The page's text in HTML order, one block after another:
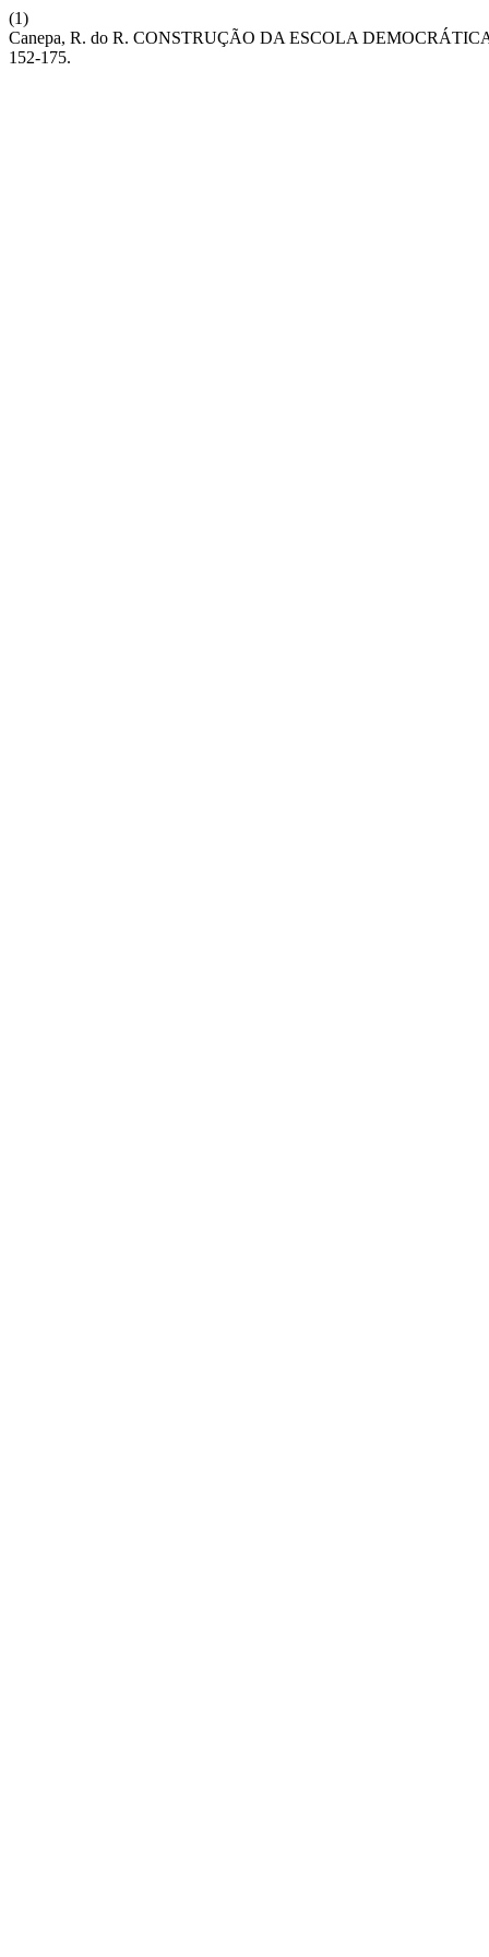
(1)
Canepa, R. do R. CONSTRUÇÃO DA ESCOLA
152-175.